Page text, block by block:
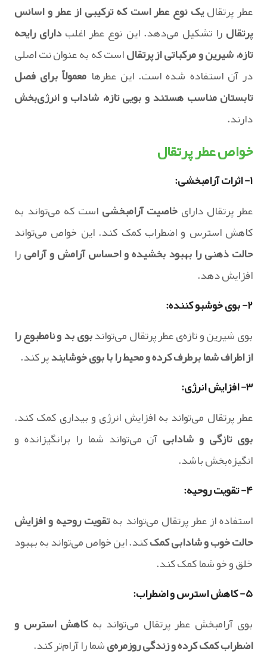
عطر پرتقالیک نوع عطر است که ترکیبی از عطر و اسانس
پرتقالرا تشکیل می‌دهد. این نوع عطر اغلبدارای رایحه
تازه، شیرین و مرکباتی از پرتقالاست که به عنوان نت اصلی
در آن استفاده شده است. این عطرها معمولاً برای فصل
تابستان مناسب هستند و بویی تازه، شاداب و انرژی‌بخش
دارند.
خواص عطر پرتقال
۱- اثرات آرامبخشی:
عطر پرتقال دارایخاصیت آرامبخشیاست که می‌تواند به
کاهش استرس و اضطراب کمک کند. این خواص می‌تواند
حالت ذهنی را بهبود بخشیده و احساس آرامش و آرامیرا
افزایش دهد.
۲- بوی خوشبو کننده:
بوی شیرین و تازه‌ی عطر پرتقال می‌تواندبوی بد و نامطبوع را
از اطراف شما برطرف کرده و محیط را با بوی خوشایندپر کند.
۳- افزایش انرژی:
عطر پرتقال می‌تواند به افزایش انرژی و بیداری کمک کند.
بوی تازگی و شادابی آن می‌تواند شما را برانگیزانده و
انگیزه‌بخش باشد.
۴- تقویت روحیه:
استفاده از عطر پرتقال می‌تواند بهتقویت روحیه و افزایش
حالت خوب و شادابی کمککند. این خواص می‌تواند به بهبود
خلق و خو شما کمک کند.
۵- کاهش استرس و اضطراب:
بوی آرامبخش عطر پرتقال می‌تواند بهکاهش استرس و
اضطراب کمک کرده و زندگی روزمره‌یشما را آرام‌تر کند.